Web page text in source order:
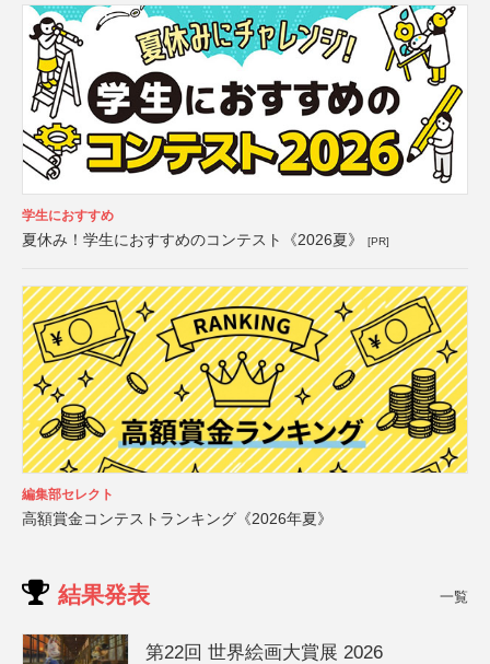
学生におすすめ
夏休み！学生におすすめのコンテスト《2026夏》 [PR]
編集部セレクト
高額賞金コンテストランキング《2026年夏》
結果発表 一覧
第22回 世界絵画大賞展 2026